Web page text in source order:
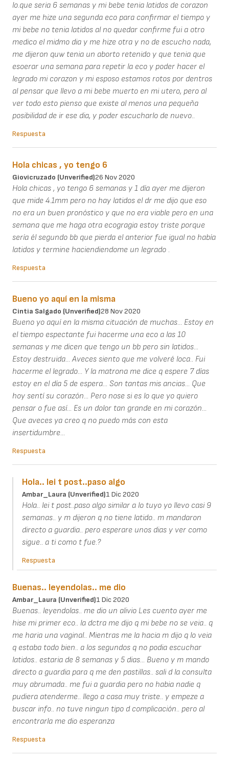
lo.que seria 6 semanas y mi bebe tenia latidos de corazon
ayer me hize una segunda eco para confirmar el tiempo y
mi bebe no tenia latidos al no quedar confirme fui a otro
medico el midmo dia y me hize otra y no de escucho nada,
me dijeron quw tenia un aborto retenido y que tenia que
esoerar una semana para repetir la eco y poder hacer el
legrado mi corazon y mi esposo estamos rotos por dentros
al pensar que llevo a mi bebe muerto en mi utero, pero al
ver todo esto pienso que existe al menos una pequeña
posibilidad de ir ese dia, y poder escucharlo de nuevo..
Respuesta
Hola chicas , yo tengo 6
Giovicruzado (unverified)26 Nov 2020
Hola chicas , yo tengo 6 semanas y 1 día ayer me dijeron
que mide 4.1mm pero no hay latidos el dr me dijo que eso
no era un buen pronóstico y que no era viable pero en una
semana que me haga otra ecogragia estoy triste porque
sería él segundo bb que pierda el anterior fue igual no había
latidos y termine haciendiendome un legrado .
Respuesta
Bueno yo aquí en la misma
Cintia Salgado (unverified)28 Nov 2020
Bueno yo aquí en la misma cituación de muchas... Estoy en
el tiempo espectante fui hacerme una eco a las 10
semanas y me dicen que tengo un bb pero sin latidos...
Estoy destruida... Aveces siento que me volveré loca.. Fui
hacerme el legrado... Y la matrona me dice q espere 7 días
estoy en el día 5 de espera... Son tantas mis ancias... Que
hoy sentí su corazón... Pero nose si es lo que yo quiero
pensar o fue así... Es un dolor tan grande en mi corazón...
Que aveces ya creo q no puedo más con esta
insertidumbre...
Respuesta
Hola.. lei t post..paso algo
Ambar_Laura (unverified)1 Dic 2020
Hola.. lei t post..paso algo similar a lo tuyo yo llevo casi 9
semanas.. y m dijeron q no tiene latido.. m mandaron
directo a guardia.. pero esperare unos dias y ver como
sigue.. a ti como t fue.?
Respuesta
Buenas.. leyendolas.. me dio
Ambar_Laura (unverified)1 Dic 2020
Buenas.. leyendolas.. me dio un alivio Les cuento ayer me
hise mi primer eco.. la dctra me dijo q mi bebe no se veia.. q
me haria una vaginal.. Mientras me la hacia m dijo q lo veia
q estaba todo bien.. a los segundos q no podia escuchar
latidos.. estaria de 8 semanas y 5 dias... Bueno y m mando
directo a guardia para q me den pastillas.. sali d la consulta
muy abrumada.. me fui a guardia pero no habia nadie q
pudiera atenderme.. llego a casa muy triste.. y empeze a
buscar info.. no tuve ningun tipo d complicación.. pero al
encontrarla me dio esperanza
Respuesta